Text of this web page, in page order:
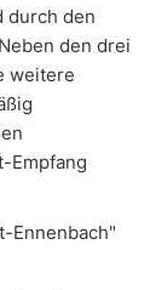
durch den
den drei
weitere
Empfang
Ennenbach"